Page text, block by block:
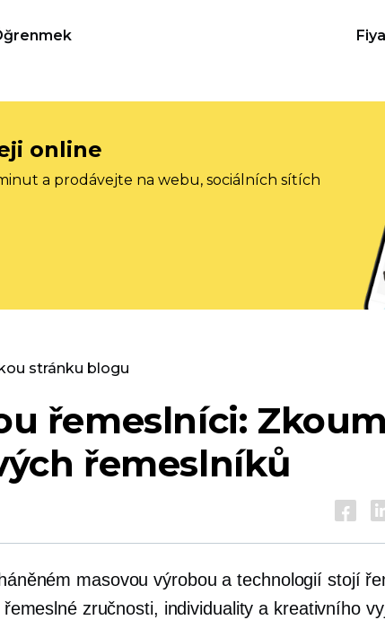
online
a prodávejte na webu, sociálních sítích
stránku blogu
řemeslníci:
řemeslníků
masovou výrobou a technologií stojí
zručnosti, individuality a kreativního